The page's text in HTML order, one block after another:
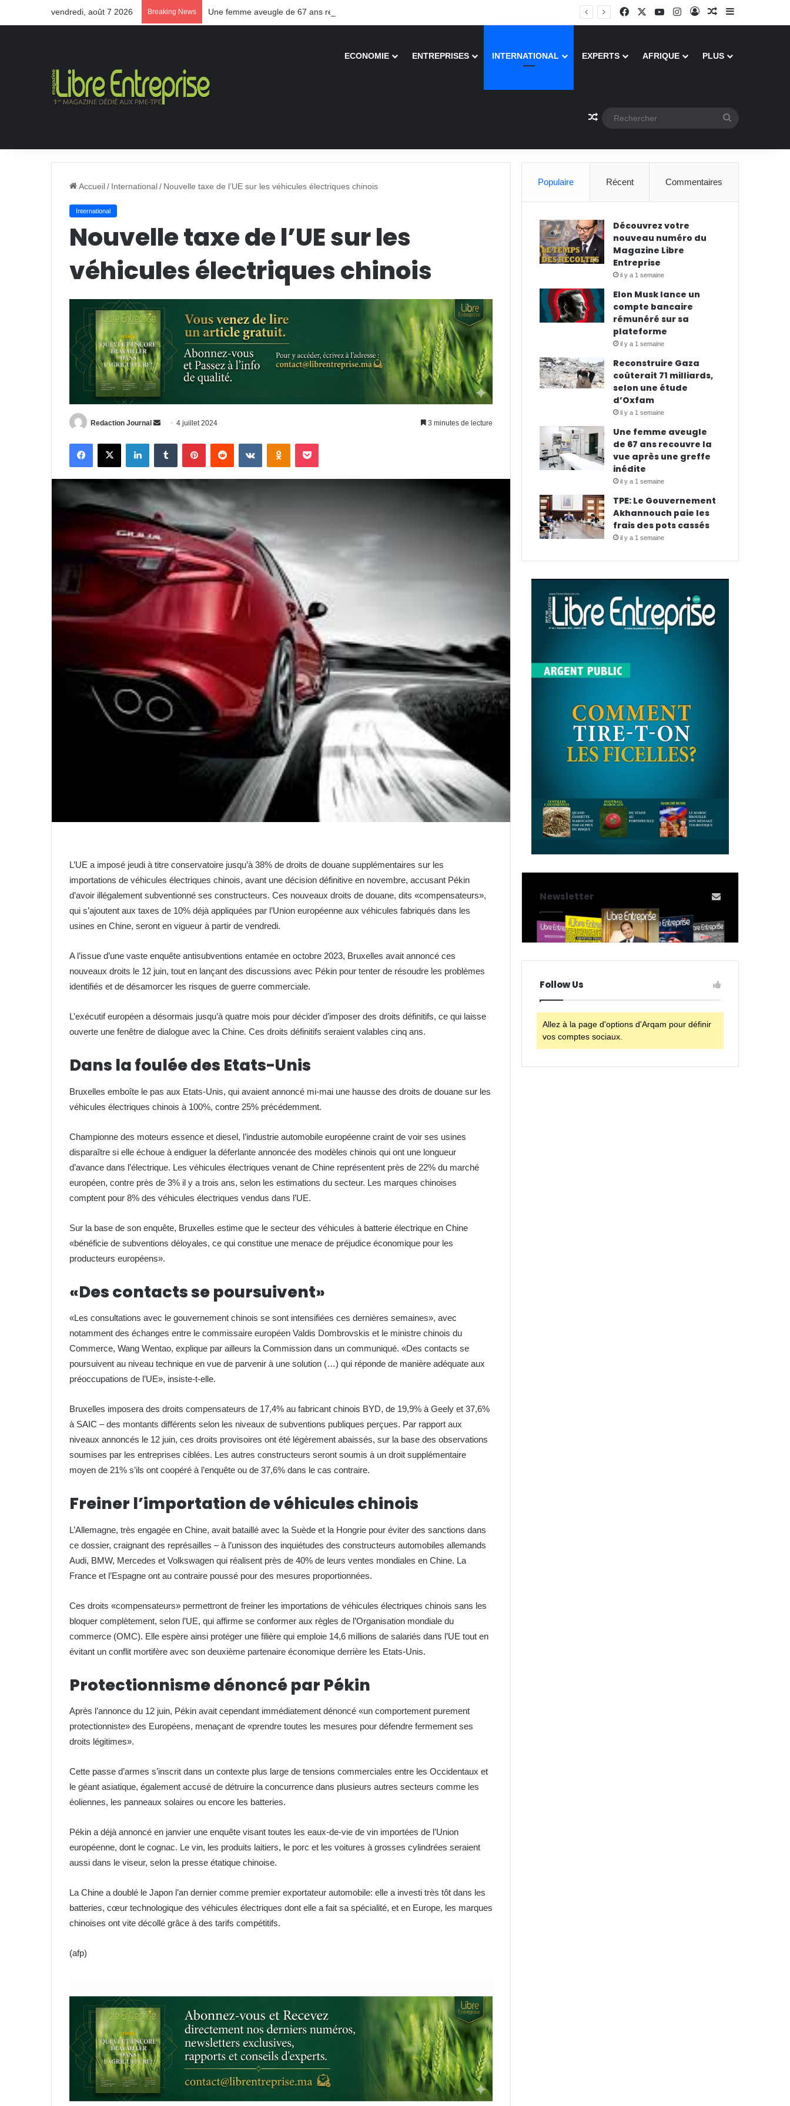
vendredi, août 7 2026 Breaking News Une femme aveugle de 67 ans recouvre la vue après une greffe inédite FacebookYouTubeInstagramConnexion
Article Aléatoire
Sidebar
ECONOMIE ENTREPRISES INTERNATIONAL EXPERTS AFRIQUE PLUS
Article Aléatoire
Accueil/ International/ Nouvelle taxe de l’UE sur les véhicules électriques chinois
International
Nouvelle taxe de l’UE sur les
véhicules électriques chinois
Redaction Journal
Envoyer
courriel
4 juillet 2024 3 minutes de lecture
Facebook
X LinkedinTumblr PinterestReddit VKontakteOdnoklassniki
Pocket
L’UE a imposé jeudi à titre conservatoire jusqu’à 38% de droits de douane supplémentaires sur les
importations de véhicules électriques chinois, avant une décision définitive en novembre, accusant Pékin
d’avoir illégalement subventionné ses constructeurs. Ces nouveaux droits de douane, dits «compensateurs»,
qui s’ajoutent aux taxes de 10% déjà appliquées par l’Union européenne aux véhicules fabriqués dans les
usines en Chine, seront en vigueur à partir de vendredi.
A l’issue d’une vaste enquête antisubventions entamée en octobre 2023, Bruxelles avait annoncé ces
nouveaux droits le 12 juin, tout en lançant des discussions avec Pékin pour tenter de résoudre les problèmes
identifiés et de désamorcer les risques de guerre commerciale.
L’exécutif européen a désormais jusqu’à quatre mois pour décider d’imposer des droits définitifs, ce qui laisse
ouverte une fenêtre de dialogue avec la Chine. Ces droits définitifs seraient valables cinq ans.
Dans la foulée des Etats-Unis
Bruxelles emboîte le pas aux Etats-Unis, qui avaient annoncé mi-mai une hausse des droits de douane sur les
véhicules électriques chinois à 100%, contre 25% précédemment.
Championne des moteurs essence et diesel, l’industrie automobile européenne craint de voir ses usines
disparaître si elle échoue à endiguer la déferlante annoncée des modèles chinois qui ont une longueur
d’avance dans l’électrique. Les véhicules électriques venant de Chine représentent près de 22% du marché
européen, contre près de 3% il y a trois ans, selon les estimations du secteur. Les marques chinoises
comptent pour 8% des véhicules électriques vendus dans l’UE.
Sur la base de son enquête, Bruxelles estime que le secteur des véhicules à batterie électrique en Chine
«bénéficie de subventions déloyales, ce qui constitue une menace de préjudice économique pour les
producteurs européens».
«Des contacts se poursuivent»
«Les consultations avec le gouvernement chinois se sont intensifiées ces dernières semaines», avec
notamment des échanges entre le commissaire européen Valdis Dombrovskis et le ministre chinois du
Commerce, Wang Wentao, explique par ailleurs la Commission dans un communiqué. «Des contacts se
poursuivent au niveau technique en vue de parvenir à une solution (…) qui réponde de manière adéquate aux
préoccupations de l’UE», insiste-t-elle.
Bruxelles imposera des droits compensateurs de 17,4% au fabricant chinois BYD, de 19,9% à Geely et 37,6%
à SAIC – des montants différents selon les niveaux de subventions publiques perçues. Par rapport aux
niveaux annoncés le 12 juin, ces droits provisoires ont été légèrement abaissés, sur la base des observations
soumises par les entreprises ciblées. Les autres constructeurs seront soumis à un droit supplémentaire
moyen de 21% s’ils ont coopéré à l’enquête ou de 37,6% dans le cas contraire.
Freiner l’importation de véhicules chinois
L’Allemagne, très engagée en Chine, avait bataillé avec la Suède et la Hongrie pour éviter des sanctions dans
ce dossier, craignant des représailles – à l’unisson des inquiétudes des constructeurs automobiles allemands
Audi, BMW, Mercedes et Volkswagen qui réalisent près de 40% de leurs ventes mondiales en Chine. La
France et l’Espagne ont au contraire poussé pour des mesures proportionnées.
Ces droits «compensateurs» permettront de freiner les importations de véhicules électriques chinois sans les
bloquer complètement, selon l’UE, qui affirme se conformer aux règles de l’Organisation mondiale du
commerce (OMC). Elle espère ainsi protéger une filière qui emploie 14,6 millions de salariés dans l’UE tout en
évitant un conflit mortifère avec son deuxième partenaire économique derrière les Etats-Unis.
Protectionnisme dénoncé par Pékin
Après l’annonce du 12 juin, Pékin avait cependant immédiatement dénoncé «un comportement purement
protectionniste» des Européens, menaçant de «prendre toutes les mesures pour défendre fermement ses
droits légitimes».
Cette passe d’armes s’inscrit dans un contexte plus large de tensions commerciales entre les Occidentaux et
le géant asiatique, également accusé de détruire la concurrence dans plusieurs autres secteurs comme les
éoliennes, les panneaux solaires ou encore les batteries.
Pékin a déjà annoncé en janvier une enquête visant toutes les eaux-de-vie de vin importées de l’Union
européenne, dont le cognac. Le vin, les produits laitiers, le porc et les voitures à grosses cylindrées seraient
aussi dans le viseur, selon la presse étatique chinoise.
La Chine a doublé le Japon l’an dernier comme premier exportateur automobile: elle a investi très tôt dans les
batteries, cœur technologique des véhicules électriques dont elle a fait sa spécialité, et en Europe, les marques
chinoises ont vite décollé grâce à des tarifs compétitifs.
(afp)
Populaire Récent Commentaires
Découvrez votre
nouveau numéro du
Magazine Libre
Entreprise
il y a 1 semaine
Elon Musk lance un
compte bancaire
rémunéré sur sa
plateforme
il y a 1 semaine
Reconstruire Gaza
coûterait 71 milliards,
selon une étude
d’Oxfam
il y a 1 semaine
Une femme aveugle
de 67 ans recouvre la
vue après une greffe
inédite
il y a 1 semaine
TPE: Le Gouvernement
Akhannouch paie les
frais des pots cassés
il y a 1 semaine
Newsletter
Follow Us
Allez à la page d'options d'Arqam pour définir
vos comptes sociaux.